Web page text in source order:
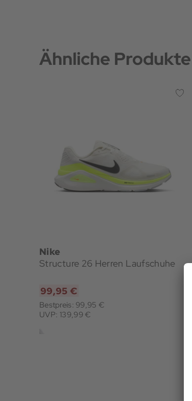
Ähnliche Produkte
Nike
Structure 26 Herren Laufschuhe
99,95 €
Bestpreis: 99,95 €
UVP: 139,99 €